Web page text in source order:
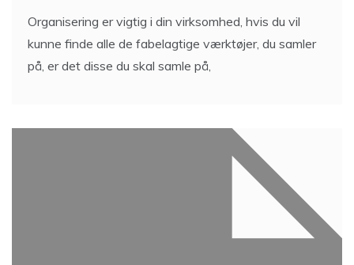
Organisering er vigtig i din virksomhed, hvis du vil
kunne finde alle de fabelagtige værktøjer, du samler
på, er det disse du skal samle på,